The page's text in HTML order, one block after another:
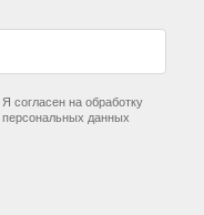
Я согласен на обработку
персональных данных